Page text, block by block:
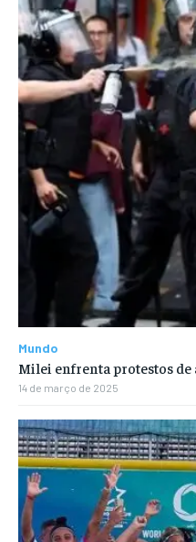
Mundo
Milei enfrenta protestos de
14 de março de 2025